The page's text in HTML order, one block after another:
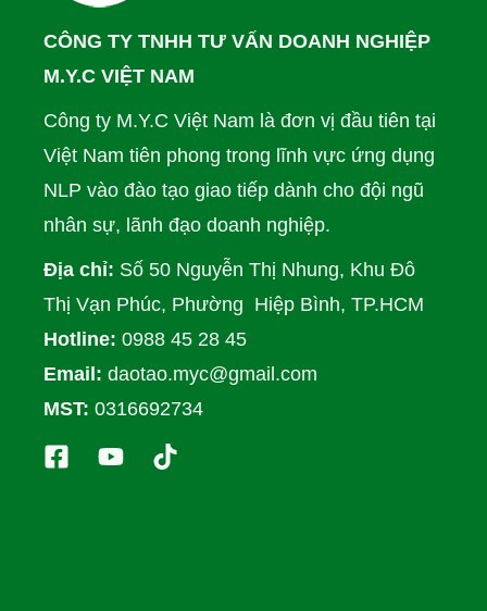
CÔNG TY TNHH TƯ VẤN DOANH NGHIỆP
M.Y.C VIỆT NAM
Công ty M.Y.C Việt Nam là đơn vị đầu tiên tại
Việt Nam tiên phong trong lĩnh vực ứng dụng
NLP vào đào tạo giao tiếp dành cho đội ngũ
nhân sự, lãnh đạo doanh nghiệp.
Địa chỉ: Số 50 Nguyễn Thị Nhung, Khu Đô
Thị Vạn Phúc, Phường Hiệp Bình, TP.HCM
Hotline: 0988 45 28 45
Email: daotao.myc@gmail.com
MST: 0316692734